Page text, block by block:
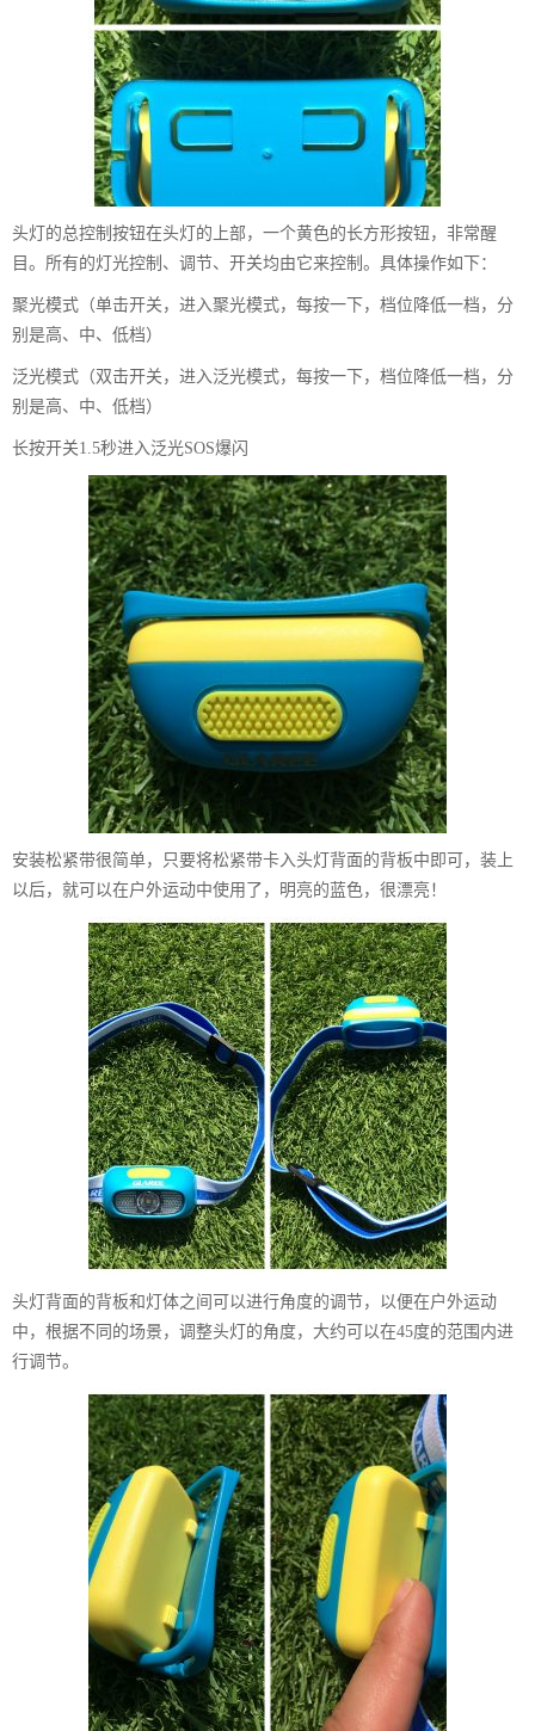
头灯的总控制按钮在头灯的上部，一个黄色的长方形按钮，非常醒
目。所有的灯光控制、调节、开关均由它来控制。具体操作如下：
聚光模式（单击开关，进入聚光模式，每按一下，档位降低一档，分
别是高、中、低档）
泛光模式（双击开关，进入泛光模式，每按一下，档位降低一档，分
别是高、中、低档）
长按开关1.5秒进入泛光SOS爆闪
安装松紧带很简单，只要将松紧带卡入头灯背面的背板中即可，装上
以后，就可以在户外运动中使用了，明亮的蓝色，很漂亮！
头灯背面的背板和灯体之间可以进行角度的调节，以便在户外运动
中，根据不同的场景，调整头灯的角度，大约可以在45度的范围内进
行调节。